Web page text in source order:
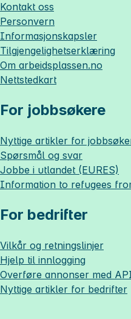
Kontakt oss
Personvern
Informasjonskapsler
Tilgjengelighetserklæring
Om arbeidsplassen.no
Nettstedkart
For jobbsøkere
Nyttige artikler for
Spørsmål og svar
Jobbe i utlandet (EURES)
Information to refugees
For bedrifter
Vilkår og retningslinjer
Hjelp til innlogging
Overføre annonser med
Nyttige artikler for bedrifter